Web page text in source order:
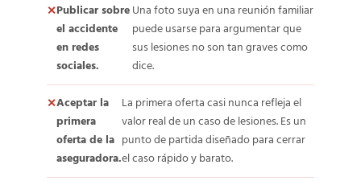
Publicar sobre
el accidente
en redes
sociales.
Una foto suya en una reunión familiar
puede usarse para argumentar que
sus lesiones no son tan graves como
dice.
Aceptar la
primera
oferta de la
aseguradora.
La primera oferta casi nunca refleja el
valor real de un caso de lesiones. Es un
punto de partida diseñado para cerrar
el caso rápido y barato.